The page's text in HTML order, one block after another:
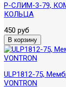
Р-СЛИМ-3-79,
КОЛЬЦА
450 руб
ULP1812-75,
VONTRON